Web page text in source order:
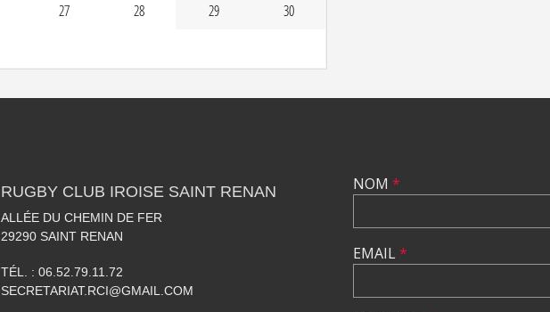
27 28 29 30
RUGBY CLUB IROISE SAINT RENAN
ALLÉE DU CHEMIN DE FER
29290 SAINT RENAN
TÉL. : 06.52.79.11.72
SECRETARIAT.RCI@GMAIL.COM
NOM *
EMAIL*